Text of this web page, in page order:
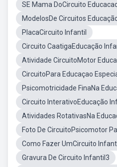
SE Mama DoCircuito
ModelosDe Circuitos
PlacaCircuito Infantil
Circuito CaatigaEducação
Atividade CircuitoMotor
CircuitoPara Educaçao
Psicomotricidade FinaNa
Circuito InterativoEducação
Atividades RotativasNa
Foto De CircuitoPsicomotor
Como Fazer UmCircuito
Gravura De Circuito Infantil3